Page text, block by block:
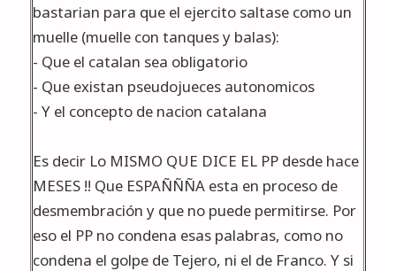
bastarian para que el ejercito saltase como un
muelle (muelle con tanques y balas):
- Que el catalan sea obligatorio
- Que existan pseudojueces autonomicos
- Y el concepto de nacion catalana
Es decir Lo MISMO QUE DICE EL PP desde hace
MESES !! Que ESPAÑÑÑA esta en proceso de
desmembración y que no puede permitirse. Por
eso el PP no condena esas palabras, como no
condena el golpe de Tejero, ni el de Franco. Y si